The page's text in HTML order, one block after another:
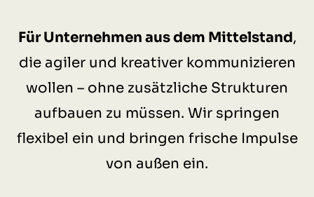
Für Unternehmen aus dem Mittelstand,
die agiler und kreativer kommunizieren
wollen – ohne zusätzliche Strukturen
aufbauen zu müssen. Wir springen
flexibel ein und bringen frische Impulse
von außen ein.